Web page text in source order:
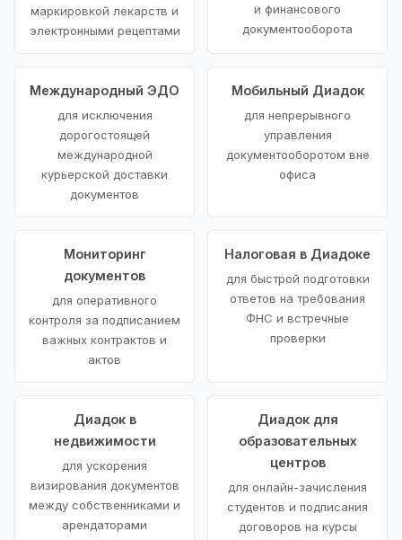
маркировкой лекарств и
электронными рецептами
и финансового
документооборота
Международный ЭДО
для исключения
дорогостоящей
международной
курьерской доставки
документов
Мобильный Диадок
для непрерывного
управления
документооборотом вне
офиса
Мониторинг
документов
для оперативного
контроля за подписанием
важных контрактов и
актов
Налоговая в Диадоке
для быстрой подготовки
ответов на требования
ФНС и встречные
проверки
Диадок в
недвижимости
для ускорения
визирования документов
между собственниками и
арендаторами
Диадок для
образовательных
центров
для онлайн-зачисления
студентов и подписания
договоров на курсы